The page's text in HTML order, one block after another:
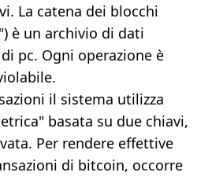
La catena dei blocchi
è un archivio di dati
pc. Ogni operazione è
il sistema utilizza
basata su due chiavi,
Per rendere effettive
di bitcoin, occorre